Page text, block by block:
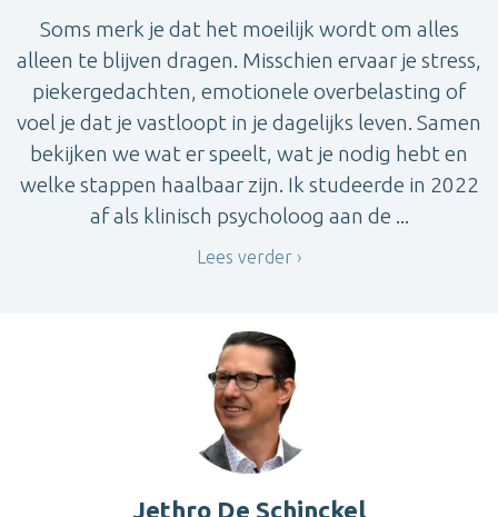
Soms merk je dat het moeilijk wordt om alles
alleen te blijven dragen. Misschien ervaar je stress,
piekergedachten, emotionele overbelasting of
voel je dat je vastloopt in je dagelijks leven. Samen
bekijken we wat er speelt, wat je nodig hebt en
welke stappen haalbaar zijn. Ik studeerde in 2022
af als klinisch psycholoog aan de ...
Lees verder
Jethro De Schinckel